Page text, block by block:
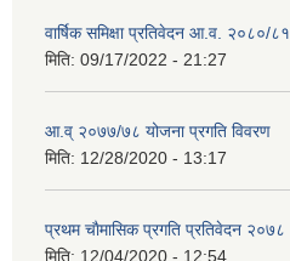
वार्षिक समिक्षा प्रतिवेदन आ.व. २०८०/८१
मिति: 09/17/2022 - 21:27
आ.व् २०७७/७८ योजना प्रगति विवरण
मिति: 12/28/2020 - 13:17
प्रथम चाैमासिक प्रगति प्रतिवेदन २०७८
मिति: 12/04/2020 - 12:54